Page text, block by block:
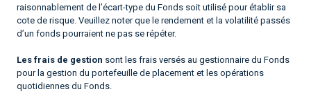
raisonnablement de l’écart-type du Fonds soit utilisé pour établir sa
cote de risque. Veuillez noter que le rendement et la volatilité passés
d’un fonds pourraient ne pas se répéter.
Les frais de gestion sont les frais versés au gestionnaire du Fonds
pour la gestion du portefeuille de placement et les opérations
quotidiennes du Fonds.